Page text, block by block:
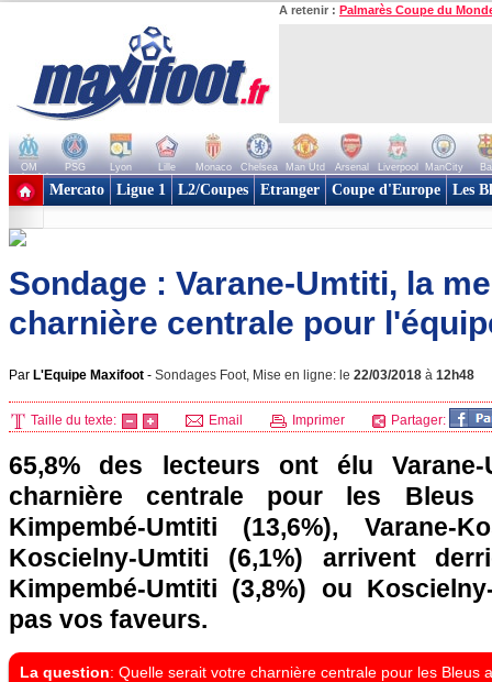
A retenir : Palmarès Coupe du
OM PSG Lyon Lille Monaco Chelsea Man Utd Arsenal Liverpool ManCity
+ de clubs
Mercato Ligue 1 L2/Coupes Etranger Coupe d'Europe Les
Sondage : Varane-Umtiti, la
charnière centrale pour
Par L'Equipe Maxifoot - Sondages Foot, Mise en ligne: le 22/03/2018 à 12h48
Taille du texte: Email Imprimer Partager:
65,8% des lecteurs ont élu
charnière centrale pour les Bleus
Kimpembé-Umtiti (13,6%), Varane-
Koscielny-Umtiti (6,1%) arrivent
Kimpembé-Umtiti (3,8%) ou
pas vos faveurs.
La question: Quelle serait votre charnière centrale pour les Bleus